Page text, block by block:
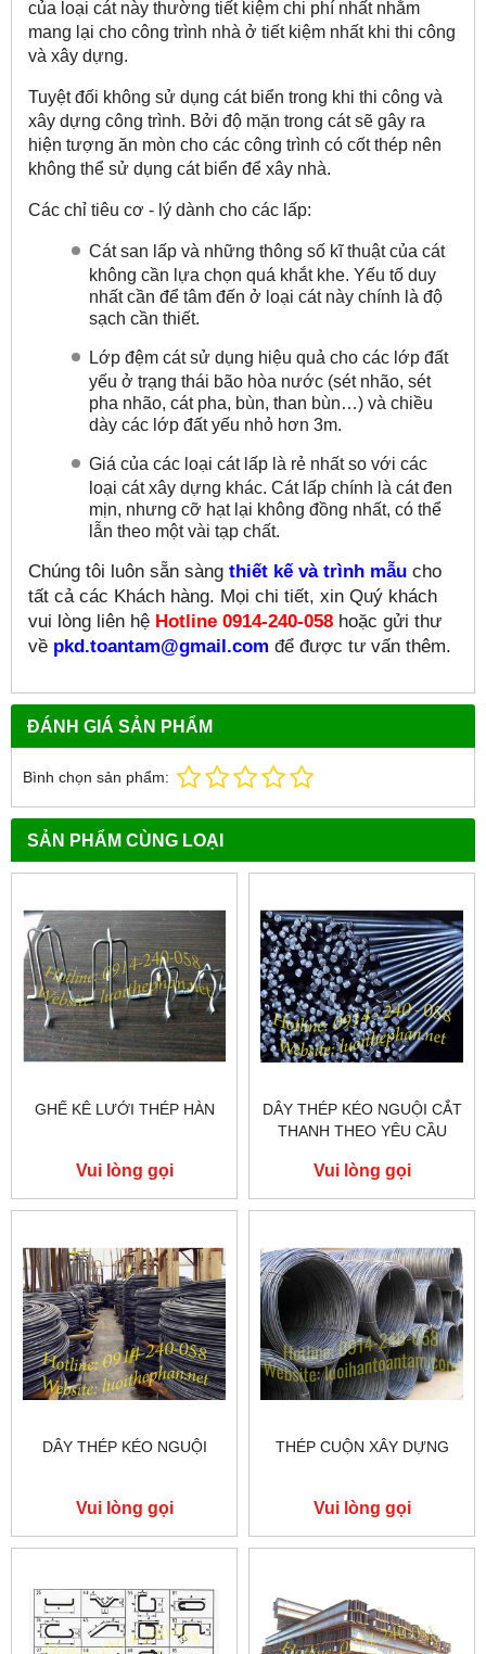
của loại cát này thường tiết kiệm chi phí nhất nhằm
mang lại cho công trình nhà ở tiết kiệm nhất khi thi công
và xây dựng.
Tuyệt đối không sử dụng cát biển trong khi thi công và
xây dựng công trình. Bởi độ mặn trong cát sẽ gây ra
hiện tượng ăn mòn cho các công trình có cốt thép nên
không thể sử dụng cát biển để xây nhà.
Các chỉ tiêu cơ - lý dành cho các lấp:
Cát san lấp và những thông số kĩ thuật của cát
không cần lựa chọn quá khắt khe. Yếu tố duy
nhất cần để tâm đến ở loại cát này chính là độ
sạch cần thiết.
Lớp đệm cát sử dụng hiệu quả cho các lớp đất
yếu ở trạng thái bão hòa nước (sét nhão, sét
pha nhão, cát pha, bùn, than bùn…) và chiều
dày các lớp đất yếu nhỏ hơn 3m.
Giá của các loại cát lấp là rẻ nhất so với các
loại cát xây dựng khác. Cát lấp chính là cát đen
mịn, nhưng cỡ hạt lại không đồng nhất, có thể
lẫn theo một vài tạp chất.
Chúng tôi luôn sẵn sàng thiết kế và trình mẫu cho
tất cả các Khách hàng. Mọi chi tiết, xin Quý khách
vui lòng liên hệ Hotline 0914-240-058 hoặc gửi thư
về pkd.toantam@gmail.com để được tư vấn thêm.
ĐÁNH GIÁ SẢN PHẨM
Bình chọn sản phẩm:
SẢN PHẨM CÙNG LOẠI
GHẾ KÊ LƯỚI THÉP HÀN
Vui lòng gọi
DÂY THÉP KÉO NGUỘI CẮT
THANH THEO YÊU CẦU
Vui lòng gọi
DÂY THÉP KÉO NGUỘI
Vui lòng gọi
THÉP CUỘN XÂY DỰNG
Vui lòng gọi